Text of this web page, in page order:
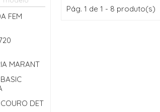
FEM
MARANT
DET
Pág. 1 de 1 - 8 produto(s)